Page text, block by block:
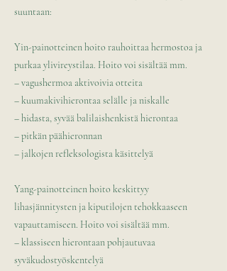
suuntaan:
Yin-painotteinen hoito rauhoittaa hermostoa ja
purkaa ylivireystilaa. Hoito voi sisältää mm.
– vagushermoa aktivoivia otteita
– kuumakivihierontaa selälle ja niskalle
– hidasta, syvää balilaishenkistä hierontaa
– pitkän päähieronnan
– jalkojen refleksologista käsittelyä
Yang-painotteinen hoito keskittyy
lihasjännitysten ja kiputilojen tehokkaaseen
vapauttamiseen. Hoito voi sisältää mm.
– klassiseen hierontaan pohjautuvaa
syväkudostyöskentelyä